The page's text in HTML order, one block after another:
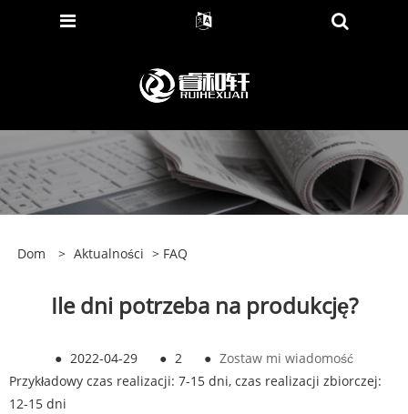
Dom > Aktualności > FAQ
Ile dni potrzeba na produkcję?
● 2022-04-29 ● 2 ● Zostaw mi wiadomość
Przykładowy czas realizacji: 7-15 dni, czas realizacji zbiorczej:
12-15 dni